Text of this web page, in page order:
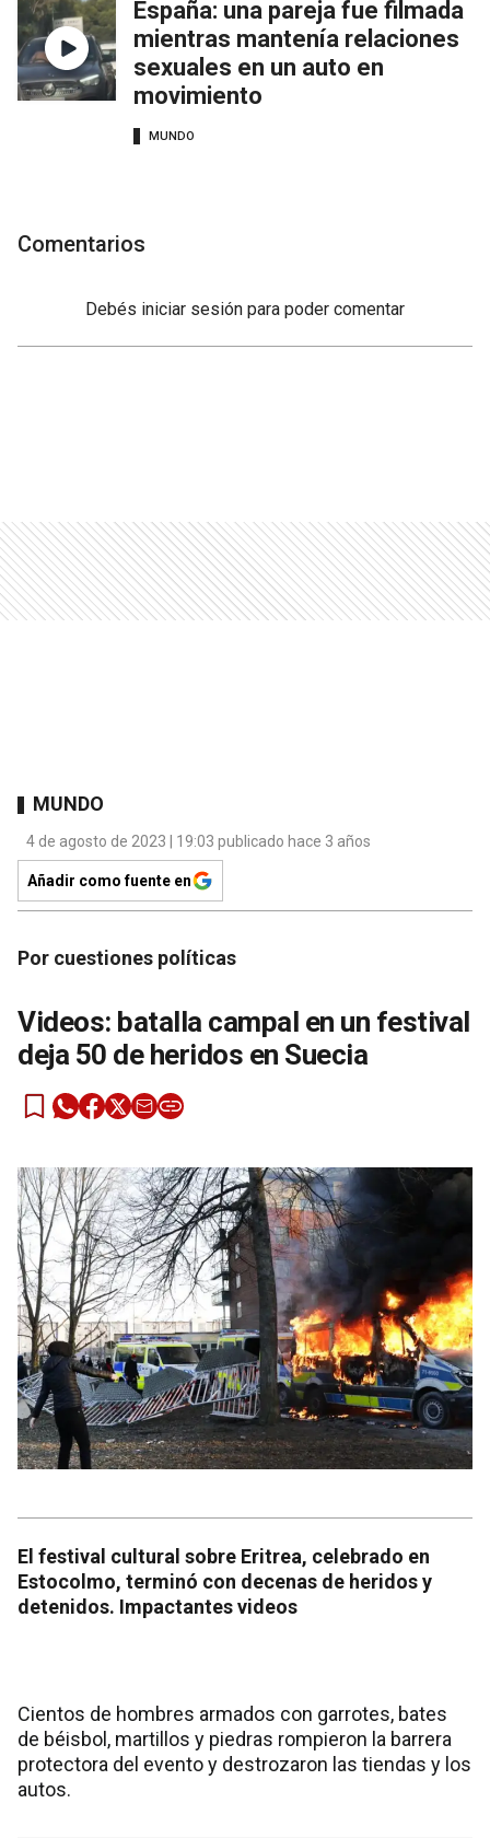
España: una pareja fue filmada
mientras mantenía relaciones
sexuales en un auto en
movimiento
MUNDO
Comentarios
Debés iniciar sesión para poder comentar
MUNDO
4 de agosto de 2023 | 19:03 publicado hace 3 años
Añadir como fuente en
Por cuestiones políticas
Videos: batalla campal en un festival
deja 50 de heridos en Suecia
El festival cultural sobre Eritrea, celebrado en
Estocolmo, terminó con decenas de heridos y
detenidos. Impactantes videos
Cientos de hombres armados con garrotes, bates
de béisbol, martillos y piedras rompieron la barrera
protectora del evento y destrozaron las tiendas y los
autos.